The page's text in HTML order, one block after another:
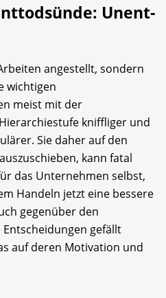
Unent­
angestellt, sondern
wichtigen
meist mit der
kniffliger und
Sie daher auf den
kann fatal
das Unternehmen selbst,
Handeln jetzt eine bessere
gegenüber den
gefällt
auf deren Motivation und